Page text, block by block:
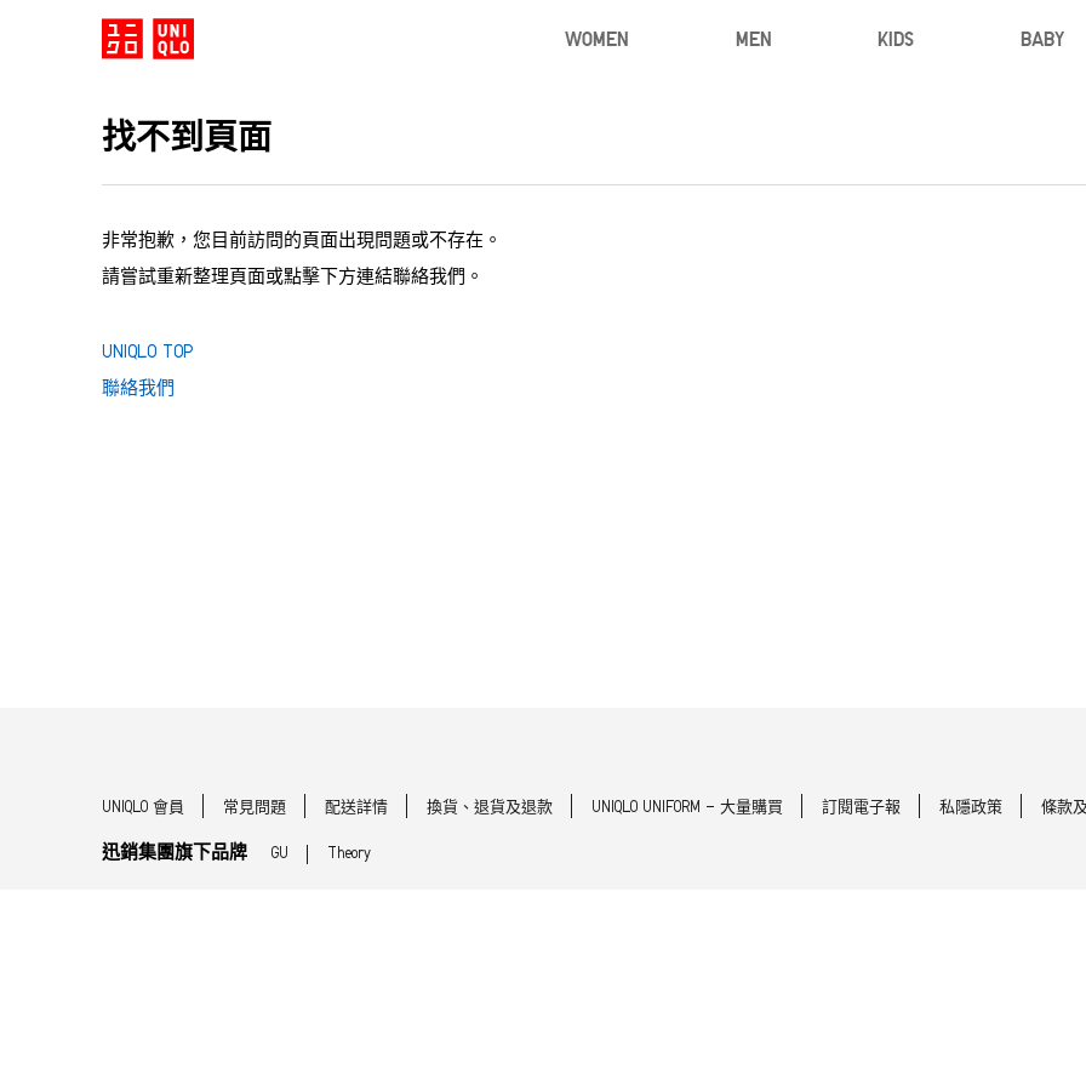
WOMEN MEN KIDS BABY
找不到頁面
非常抱歉，您目前訪問的頁面出現問題或不存在。
請嘗試重新整理頁面或點擊下方連結聯絡我們。
UNIQLO TOP
聯絡我們
UNIQLO 會員 常見問題 配送詳情 換貨、退貨及退款 UNIQLO UNIFORM - 大量購買 訂閱電子報 私隱政策 條款
迅銷集團旗下品牌 GU Theory